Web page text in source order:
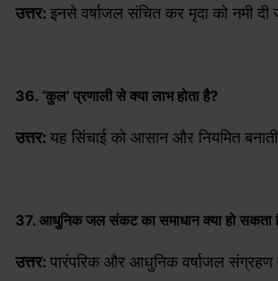
उत्तर: इनसे वर्षाजल संचित कर मृदा को नमी दी
36. ‘कुल’ प्रणाली से क्या लाभ होता है?
उत्तर: यह सिंचाई को आसान और नियमित
37. आधुनिक जल संकट का समाधान क्या हो सकता
उत्तर: पारंपरिक और आधुनिक वर्षाजल